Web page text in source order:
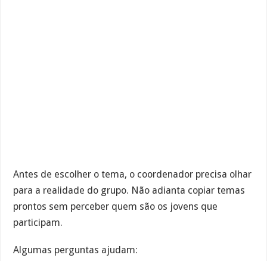
Antes de escolher o tema, o coordenador precisa olhar
para a realidade do grupo. Não adianta copiar temas
prontos sem perceber quem são os jovens que
participam.
Algumas perguntas ajudam: